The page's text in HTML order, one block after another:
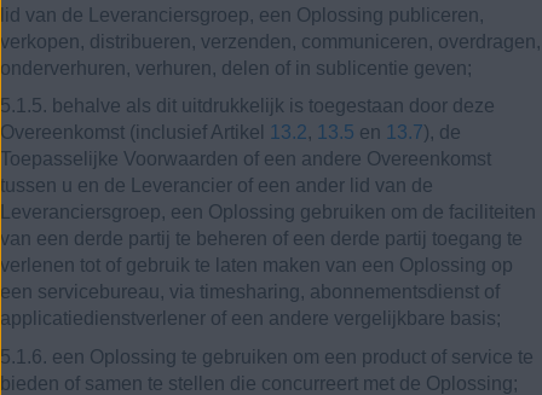
lid van de Leveranciersgroep, een Oplossing publiceren,
verkopen, distribueren, verzenden, communiceren, overdragen,
onderverhuren, verhuren, delen of in sublicentie geven;
5.1.5. behalve als dit uitdrukkelijk is toegestaan door deze
Overeenkomst (inclusief Artikel
13.2, 13.5 en 13.7), de
Toepasselijke Voorwaarden of een andere Overeenkomst
tussen u en de Leverancier of een ander lid van de
Leveranciersgroep, een Oplossing gebruiken om de faciliteiten
van een derde partij te beheren of een derde partij toegang te
verlenen tot of gebruik te laten maken van een Oplossing op
een servicebureau, via timesharing, abonnementsdienst of
applicatiedienstverlener of een andere vergelijkbare basis;
5.1.6. een Oplossing te gebruiken om een product of service te
bieden of samen te stellen die concurreert met de Oplossing;